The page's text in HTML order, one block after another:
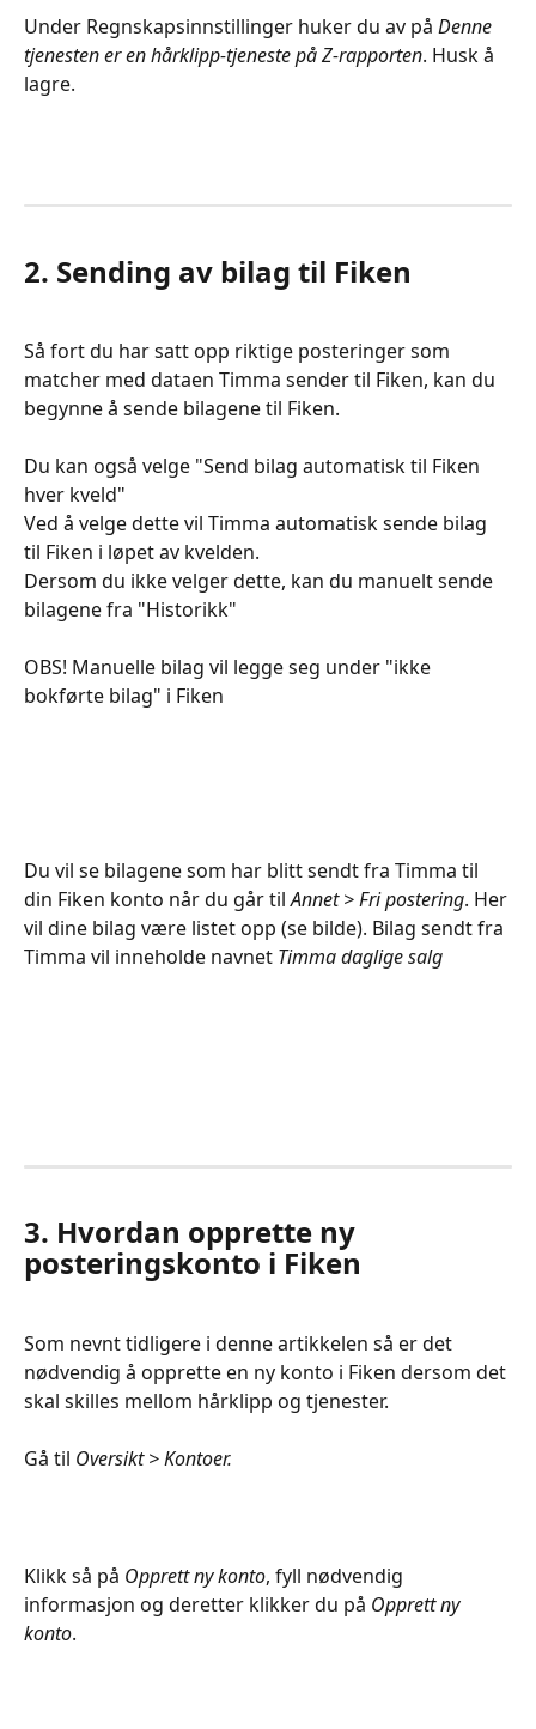
Under Regnskapsinnstillinger huker du av på Denne
tjenesten er en hårklipp-tjeneste på Z-rapporten. Husk å
lagre.
2. Sending av bilag til Fiken
Så fort du har satt opp riktige posteringer som
matcher med dataen Timma sender til Fiken, kan du
begynne å sende bilagene til Fiken.
Du kan også velge "Send bilag automatisk til Fiken
hver kveld"
Ved å velge dette vil Timma automatisk sende bilag
til Fiken i løpet av kvelden.
Dersom du ikke velger dette, kan du manuelt sende
bilagene fra "Historikk"
OBS! Manuelle bilag vil legge seg under "ikke
bokførte bilag" i Fiken
Du vil se bilagene som har blitt sendt fra Timma til
din Fiken konto når du går til Annet > Fri postering. Her
vil dine bilag være listet opp (se bilde). Bilag sendt fra
Timma vil inneholde navnet Timma daglige salg
3. Hvordan opprette ny
posteringskonto i Fiken
Som nevnt tidligere i denne artikkelen så er det
nødvendig å opprette en ny konto i Fiken dersom det
skal skilles mellom hårklipp og tjenester.
Gå til Oversikt > Kontoer.
Klikk så på Opprett ny konto, fyll nødvendig
informasjon og deretter klikker du på Opprett ny
konto.